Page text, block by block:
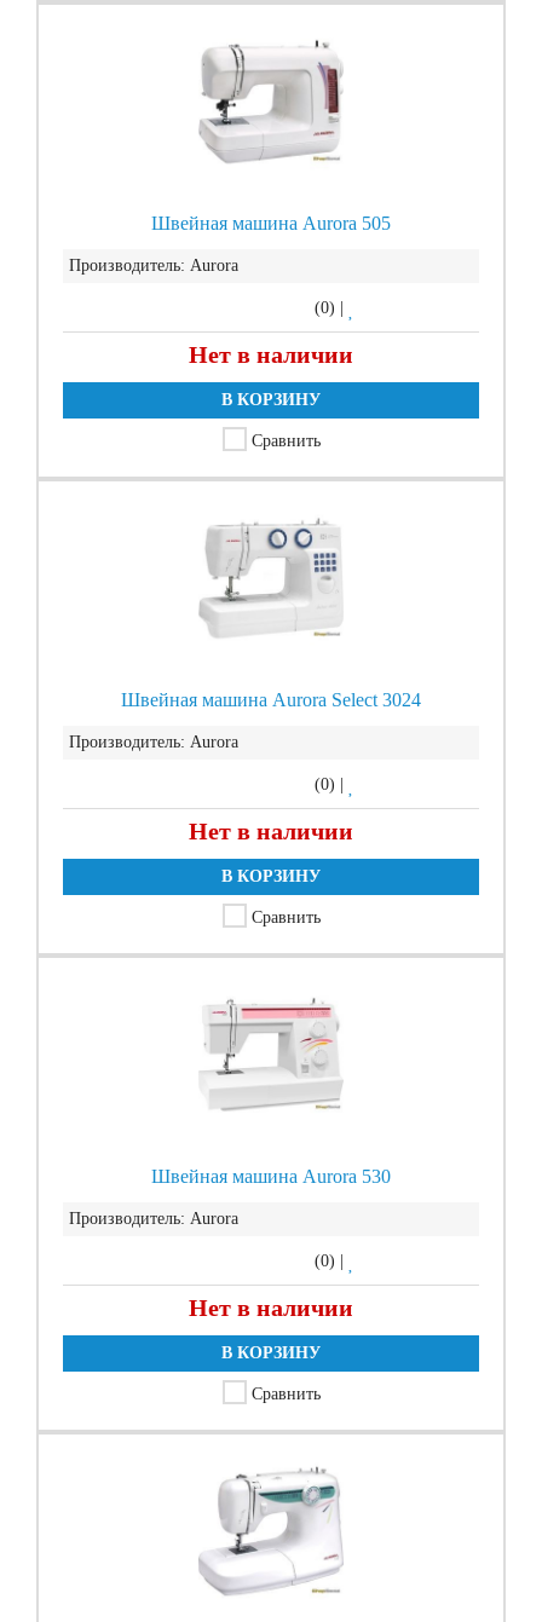
Швейная машина Aurora 505
Производитель: Aurora
(0)
Нет в наличии
В КОРЗИНУ
Сравнить
Швейная машина Aurora Select 3024
Производитель: Aurora
(0)
Нет в наличии
В КОРЗИНУ
Сравнить
Швейная машина Aurora 530
Производитель: Aurora
(0)
Нет в наличии
В КОРЗИНУ
Сравнить